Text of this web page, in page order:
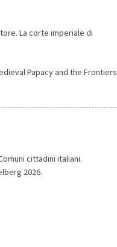
La corte imperiale di
Papacy and the Frontiers
cittadini italiani.
2026.